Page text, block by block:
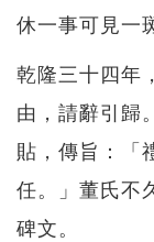
休一事可見一
乾隆三十四年
由，請辭引歸
貼，傳旨：「
任。」董氏不
碑文。